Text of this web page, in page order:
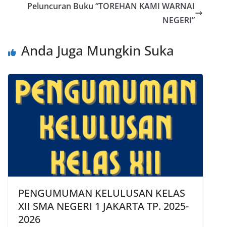
Peluncuran Buku “TOREHAN KAMI WARNAI
NEGERI”
Anda Juga Mungkin Suka
PENGUMUMAN KELULUSAN KELAS
XII SMA NEGERI 1 JAKARTA TP. 2025-
2026